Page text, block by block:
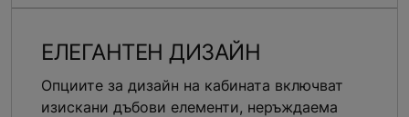
ЕЛЕГАНТЕН ДИЗАЙН
Опциите за дизайн на кабината включват
изискани дъбови елементи, неръждаема